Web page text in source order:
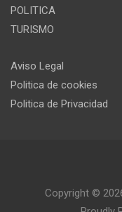
POLITICA
TURISMO
Aviso Legal
Politica de cookies
Politica de Privacidad
Copyright ©